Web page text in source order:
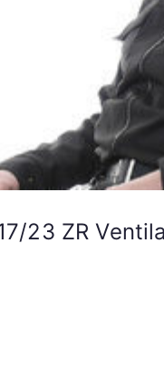
23 ZR